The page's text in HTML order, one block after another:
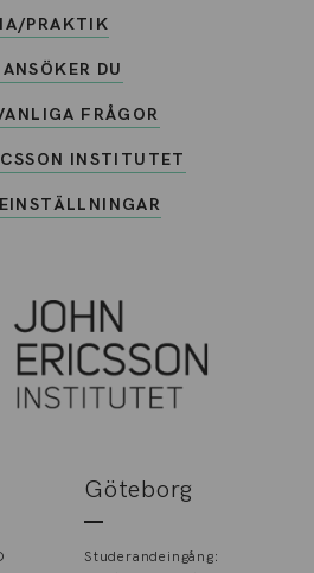
PRAKTIK
DU
FRÅGOR
INSTITUTET
Göteborg
Studerandeingång: